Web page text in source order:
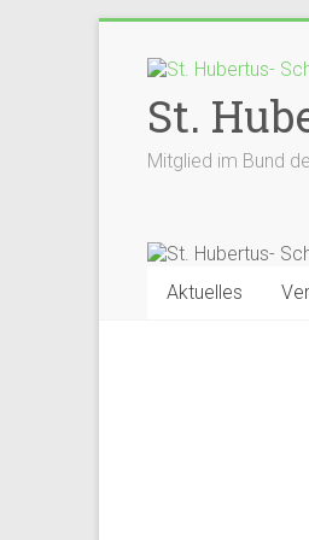
springen
St.
Mitglied im Bund
Aktuelles